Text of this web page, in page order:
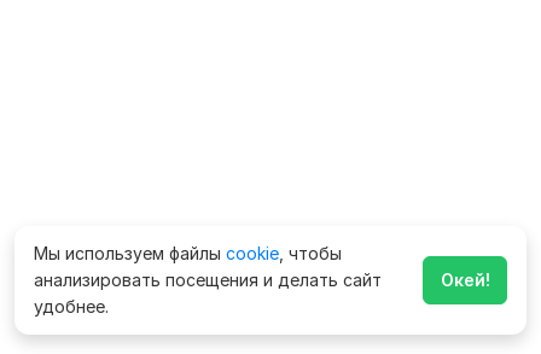
Мы используем файлы cookie , чтобы
анализировать посещения и делать сайт
удобнее.
Окей!